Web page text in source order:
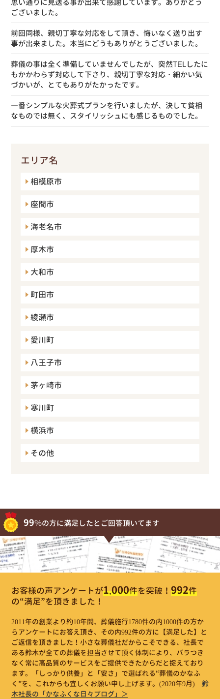
思い通りに見送る事が出来て感謝しています。ありがとう
ございました。
前回同様、親切丁寧な対応をして頂き、悔いなく送り出す
事が出来ました。本当にどうもありがとうございました。
葬儀の事は全く準備していませんでしたが、突然TELしたに
もかかわらず対応して下さり、親切丁寧な対応・細かい気
づかいが、とてもありがたかったです。
一番シンプルな火葬式プランを行いましたが、決して貧相
なものでは無く、スタイリッシュにも感じるものでした。
エリア名
相模原市
座間市
海老名市
厚木市
大和市
町田市
綾瀬市
愛川町
八王子市
茅ヶ崎市
寒川町
横浜市
その他
99%の方に満足したとご回答頂いてます
お客様の声アンケートが1,000件を突破！ 992件
の“満足”を頂きました！
2011年の創業より約10年間、葬儀施行1780件の内1000件の方か
らアンケートにお答え頂き、その内992件の方に【満足した】と
ご返信を頂きました！小さな葬儀社だからこそできる、社長で
ある鈴木が全ての葬儀を担当させて頂く体制により、バラつき
なく常に高品質のサービスをご提供できたからだと捉えており
ます。「しっかり供養」と「安さ」で選ばれる“葬儀のかなふ
く”を、これからも宜しくお願い申し上げます。 (2020年9月)
鈴
木社長の「かなふくな日々ブログ」＞